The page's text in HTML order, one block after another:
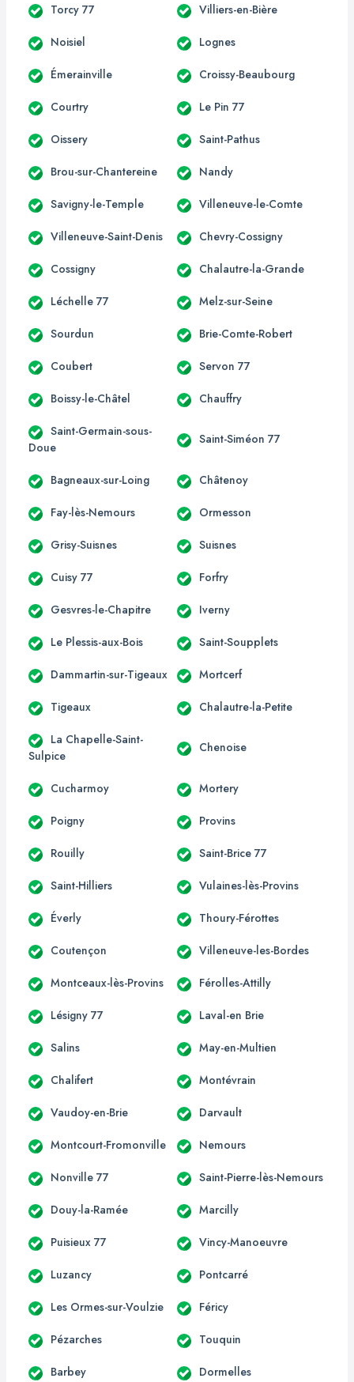
Torcy 77 Villiers-en-Bière
Noisiel Lognes
Émerainville Croissy-Beaubourg
Courtry Le Pin 77
Oissery Saint-Pathus
Brou-sur-Chantereine Nandy
Savigny-le-Temple Villeneuve-le-Comte
Villeneuve-Saint-Denis Chevry-Cossigny
Cossigny Chalautre-la-Grande
Léchelle 77 Melz-sur-Seine
Sourdun Brie-Comte-Robert
Coubert Servon 77
Boissy-le-Châtel Chauffry
Saint-Germain-sous-
Doue
Saint-Siméon 77
Bagneaux-sur-Loing Châtenoy
Fay-lès-Nemours Ormesson
Grisy-Suisnes Suisnes
Cuisy 77 Forfry
Gesvres-le-Chapitre Iverny
Le Plessis-aux-Bois Saint-Soupplets
Dammartin-sur-Tigeaux Mortcerf
Tigeaux Chalautre-la-Petite
La Chapelle-Saint-
Sulpice
Chenoise
Cucharmoy Mortery
Poigny Provins
Rouilly Saint-Brice 77
Saint-Hilliers Vulaines-lès-Provins
Éverly Thoury-Férottes
Coutençon Villeneuve-les-Bordes
Montceaux-lès-Provins Férolles-Attilly
Lésigny 77 Laval-en Brie
Salins May-en-Multien
Chalifert Montévrain
Vaudoy-en-Brie Darvault
Montcourt-Fromonville Nemours
Nonville 77 Saint-Pierre-lès-Nemours
Douy-la-Ramée Marcilly
Puisieux 77 Vincy-Manoeuvre
Luzancy Pontcarré
Les Ormes-sur-Voulzie Féricy
Pézarches Touquin
Barbey Dormelles